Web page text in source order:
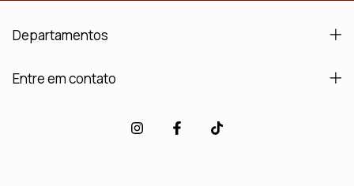
Departamentos
Entre em contato